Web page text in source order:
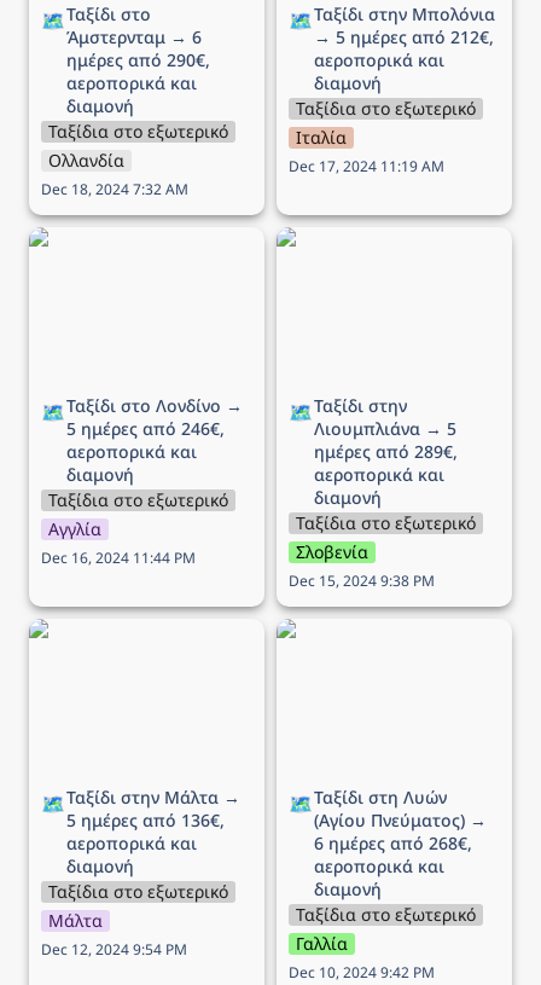
🗺️Ταξίδι στο
Άμστερνταμ → 6
ημέρες από 290€,
αεροπορικά και
διαμονή
Ταξίδια στο εξωτερικό
Ολλανδία
Dec 18, 2024 7:32 AM
🗺️Ταξίδι στην Μπολόνια
→ 5 ημέρες από 212€,
αεροπορικά και
διαμονή
Ταξίδια στο εξωτερικό
Ιταλία
Dec 17, 2024 11:19 AM
Ταξίδι στο Λονδίνο → 5
🗺️Ταξίδι στο Λονδίνο →
5 ημέρες από 246€,
αεροπορικά και
διαμονή
Ταξίδια στο εξωτερικό
Αγγλία
Dec 16, 2024 11:44 PM
Ταξίδι στην Λιουμπλιάνα
🗺️Ταξίδι στην
Λιουμπλιάνα → 5
ημέρες από 289€,
αεροπορικά και
διαμονή
Ταξίδια στο εξωτερικό
Σλοβενία
Dec 15, 2024 9:38 PM
Ταξίδι στην Μάλτα → 5
🗺️Ταξίδι στην Μάλτα →
5 ημέρες από 136€,
αεροπορικά και
διαμονή
Ταξίδια στο εξωτερικό
Μάλτα
Dec 12, 2024 9:54 PM
Ταξίδι στη Λυών (Αγίου
🗺️Ταξίδι στη Λυών
(Αγίου Πνεύματος) →
6 ημέρες από 268€,
αεροπορικά και
διαμονή
Ταξίδια στο εξωτερικό
Γαλλία
Dec 10, 2024 9:42 PM